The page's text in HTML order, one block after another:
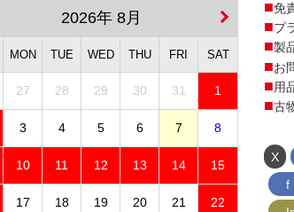
2026年 8月
MON TUE WED THU FRI SAT
27 28 29 30 31 1
3 4 5 6 7 8
10 11 12 13 14 15
17 18 19 20 21 22
免
プ
製
お
用
古
X
f